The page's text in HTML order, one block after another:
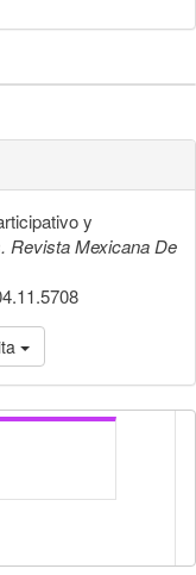
y
Revista Mexicana De